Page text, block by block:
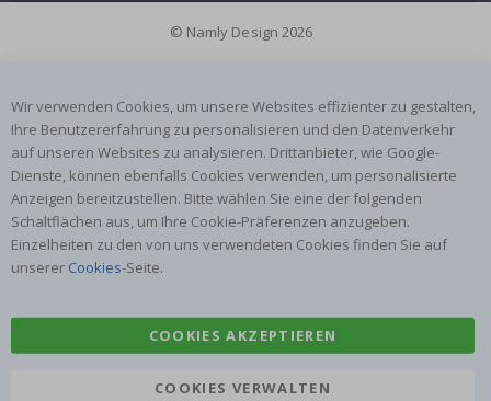
© Namly Design 2026
Wir verwenden Cookies, um unsere Websites effizienter zu gestalten,
Ihre Benutzererfahrung zu personalisieren und den Datenverkehr
auf unseren Websites zu analysieren. Drittanbieter, wie Google-
Dienste, können ebenfalls Cookies verwenden, um personalisierte
Anzeigen bereitzustellen. Bitte wählen Sie eine der folgenden
Schaltflächen aus, um Ihre Cookie-Präferenzen anzugeben.
Einzelheiten zu den von uns verwendeten Cookies finden Sie auf
unserer Cookies-Seite.
COOKIES AKZEPTIEREN
COOKIES VERWALTEN